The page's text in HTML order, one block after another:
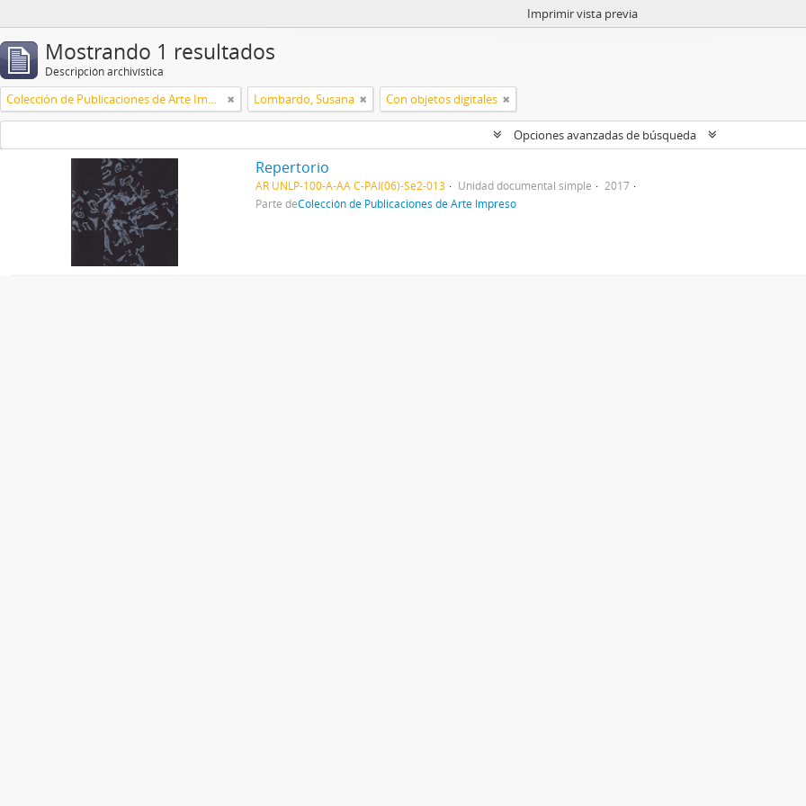
Imprimir vista previa
Mostrando 1 resultados
Descripción archivística
Colección de Publicaciones de Arte Impreso Lombardo, Susana Con objetos digitales
Opciones avanzadas de búsqueda
Repertorio
AR UNLP-100-A-AA C-PAI(06)-Se2-013 Unidad documental simple
2017
Parte deColección de Publicaciones de Arte Impreso